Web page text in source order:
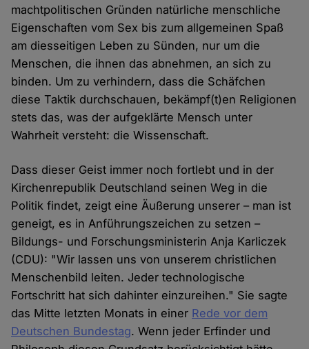
machtpolitischen Gründen natürliche menschliche
Eigenschaften vom Sex bis zum allgemeinen Spaß
am diesseitigen Leben zu Sünden, nur um die
Menschen, die ihnen das abnehmen, an sich zu
binden. Um zu verhindern, dass die Schäfchen
diese Taktik durchschauen, bekämpf(t)en Religionen
stets das, was der aufgeklärte Mensch unter
Wahrheit versteht: die Wissenschaft.
Dass dieser Geist immer noch fortlebt und in der
Kirchenrepublik Deutschland seinen Weg in die
Politik findet, zeigt eine Äußerung unserer – man ist
geneigt, es in Anführungszeichen zu setzen –
Bildungs- und Forschungsministerin Anja Karliczek
(CDU): "Wir lassen uns von unserem christlichen
Menschenbild leiten. Jeder technologische
Fortschritt hat sich dahinter einzureihen." Sie sagte
das Mitte letzten Monats in einer Rede vor dem
Deutschen Bundestag. Wenn jeder Erfinder und